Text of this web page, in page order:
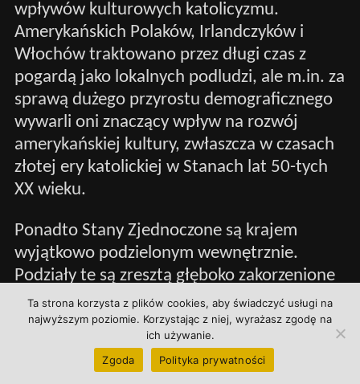
wpływów kulturowych katolicyzmu.
Amerykańskich Polaków, Irlandczyków i
Włochów traktowano przez długi czas z
pogardą jako lokalnych podludzi, ale m.in. za
sprawą dużego przyrostu demograficznego
wywarli oni znaczący wpływ na rozwój
amerykańskiej kultury, zwłaszcza w czasach
złotej ery katolickiej w Stanach lat 50-tych
XX wieku.
Ponadto Stany Zjednoczone są krajem
wyjątkowo podzielonym wewnętrznie.
Podziały te są zresztą głęboko zakorzenione
historycznie i raz doprowadziły już do
wielkiej i krwawej wojny domowej. Z jednej
strony Ameryka jest dzisiaj siedliskiem
najbardziej cywilizacyjnie szkodliwych
Ta strona korzysta z plików cookies, aby świadczyć usługi na
najwyższym poziomie. Korzystając z niej, wyrażasz zgodę na
ich używanie.
Zgoda
Polityka prywatności